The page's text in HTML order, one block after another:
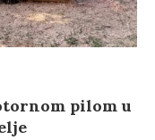
pilom u